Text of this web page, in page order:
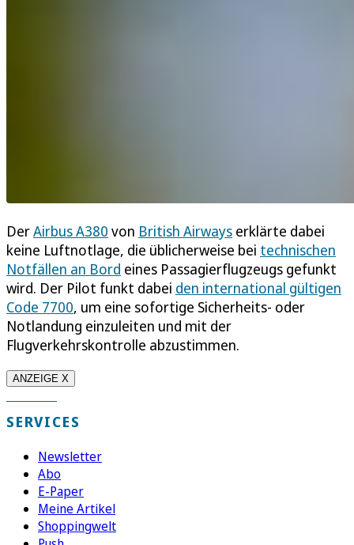
DerAirbus A380 von British Airways erklärte dabei
keine Luftnotlage, die üblicherweise bei technischen
Notfällen an Bord eines Passagierflugzeugs gefunkt
wird. Der Pilot funkt dabei den international gültigen
Code 7700, um eine sofortige Sicherheits- oder
Notlandung einzuleiten und mit der
Flugverkehrskontrolle abzustimmen.
ANZEIGE X
SERVICES
Newsletter
Abo
E-Paper
Meine Artikel
Shoppingwelt